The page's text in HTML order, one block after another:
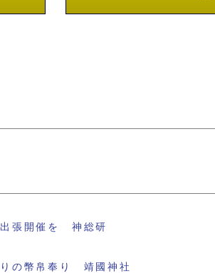
張開催を 神総研
の幣帛奉り 靖國神社